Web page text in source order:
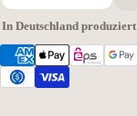
In Deutschland produziert